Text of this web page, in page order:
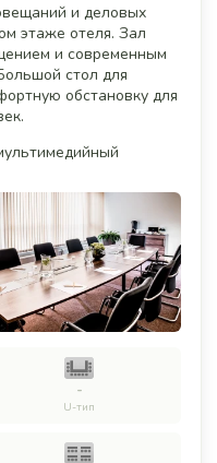
и деловых
этаже отеля. Зал
и современным
стол для
обстановку для
-
U-тип